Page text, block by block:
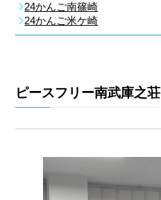
24かんご南篠崎
24かんご米ケ崎
ピースフリー南武庫之荘